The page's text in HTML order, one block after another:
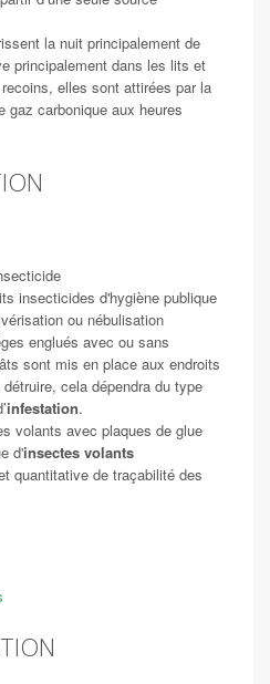
la nuit principalement de
principalement dans les lits et
elles sont attirées par la
gaz carbonique aux heures
insecticides d'hygiène publique
ou nébulisation
englués avec ou sans
sont mis en place aux endroits
cela dépendra du type
infestation.
volants avec plaques de glue
d'insectes volants
quantitative de traçabilité des